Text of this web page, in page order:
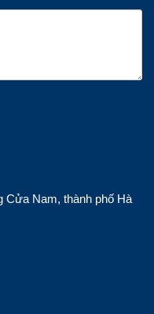
Cửa Nam, thành phố Hà